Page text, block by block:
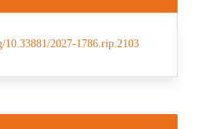
10.33881/2027-1786.rip.2103